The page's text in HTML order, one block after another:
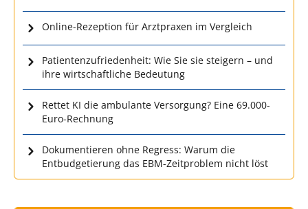
Online-Rezeption für Arztpraxen im Vergleich
Patientenzufriedenheit: Wie Sie sie steigern – und
ihre wirtschaftliche Bedeutung
Rettet KI die ambulante Versorgung? Eine 69.000-
Euro-Rechnung
Dokumentieren ohne Regress: Warum die
Entbudgetierung das EBM-Zeitproblem nicht löst